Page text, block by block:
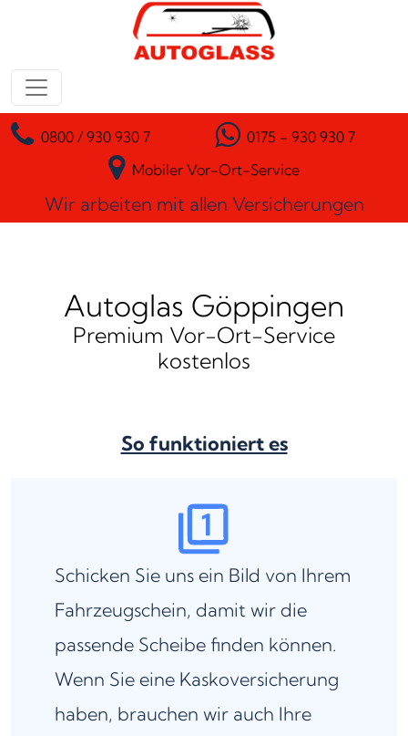
Zum Inhalt springen
Hauptnavigation
0800 / 930 930 7
0175 - 930 930 7
Mobiler Vor-Ort-Service
Wir arbeiten mit allen Versicherungen
Autoglas Göppingen
Premium Vor-Ort-Service
kostenlos
So funktioniert es
Schicken Sie uns ein Bild von Ihrem
Fahrzeugschein, damit wir die
passende Scheibe finden können.
Wenn Sie eine Kaskoversicherung
haben, brauchen wir auch Ihre